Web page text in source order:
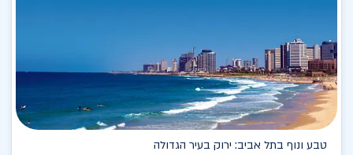
טבע ונוף בתל אביב: ירוק בעיר הגדולה